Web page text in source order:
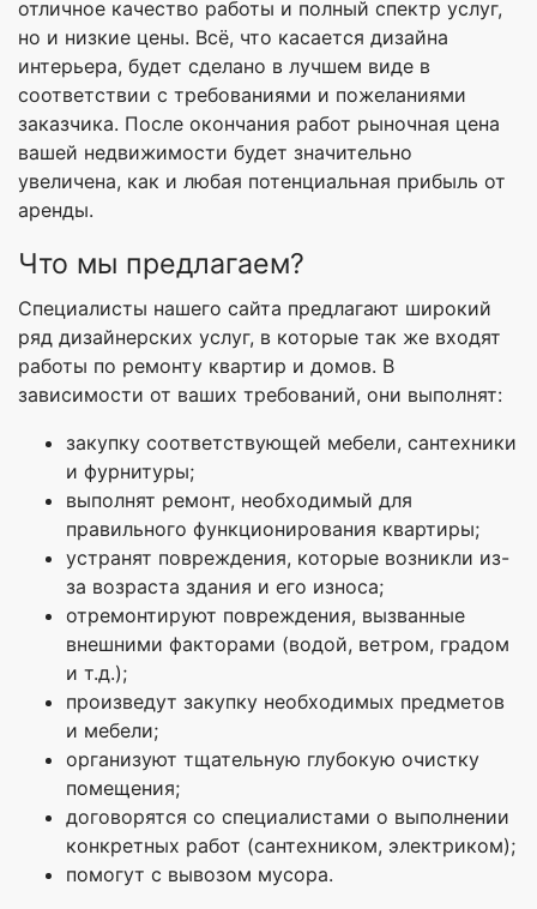
отличное качество работы и полный спектр услуг,
но и низкие цены. Всё, что касается дизайна
интерьера, будет сделано в лучшем виде в
соответствии с требованиями и пожеланиями
заказчика. После окончания работ рыночная цена
вашей недвижимости будет значительно
увеличена, как и любая потенциальная прибыль от
аренды.
Что мы предлагаем?
Специалисты нашего сайта предлагают широкий
ряд дизайнерских услуг, в которые так же входят
работы по ремонту квартир и домов. В
зависимости от ваших требований, они выполнят:
закупку соответствующей мебели, сантехники
и фурнитуры;
выполнят ремонт, необходимый для
правильного функционирования квартиры;
устранят повреждения, которые возникли из-
за возраста здания и его износа;
отремонтируют повреждения, вызванные
внешними факторами (водой, ветром, градом
и т.д.);
произведут закупку необходимых предметов
и мебели;
организуют тщательную глубокую очистку
помещения;
договорятся со специалистами о выполнении
конкретных работ (сантехником, электриком);
помогут с вывозом мусора.